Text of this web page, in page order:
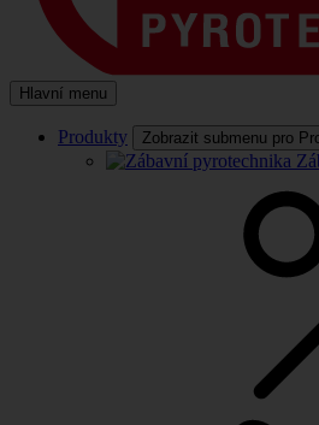
Hlavní menu
Produkty Zobrazit submenu pro